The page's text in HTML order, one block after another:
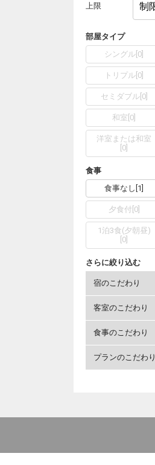
上限
部屋タイプ
シングル 0
トリプル 0
セミダブル[ 0]
和室 0
洋室または和室
0
食事
食事なし 1
夕食付 0]
1泊3食(夕朝昼)
0
さらに絞り込む
宿のこだわり
客室のこだわり
食事のこだわり
プランのこだわり